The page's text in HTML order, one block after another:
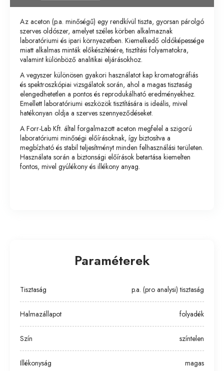
Az aceton (p.a. minőségű) egy rendkívül tiszta, gyorsan párolgó
szerves oldószer, amelyet széles körben alkalmaznak
laboratóriumi és ipari környezetben. Kiemelkedő oldóképessége
miatt alkalmas minták előkészítésére, tisztítási folyamatokra,
valamint különböző analitikai eljárásokhoz.
A vegyszer különösen gyakori használatot kap kromatográfiás
és spektroszkópiai vizsgálatok során, ahol a magas tisztaság
elengedhetetlen a pontos és reprodukálható eredményekhez.
Emellett laboratóriumi eszközök tisztítására is ideális, mivel
hatékonyan oldja a szerves szennyeződéseket.
A Forr-Lab Kft. által forgalmazott aceton megfelel a szigorú
laboratóriumi minőségi előírásoknak, így biztosítva a
megbízható és stabil teljesítményt minden felhasználási területen.
Használata során a biztonsági előírások betartása kiemelten
fontos, mivel gyúlékony és illékony anyag.
Paraméterek
Tisztaság p.a. (pro analysi) tisztaság
Halmazállapot folyadék
Szín színtelen
Illékonyság magas